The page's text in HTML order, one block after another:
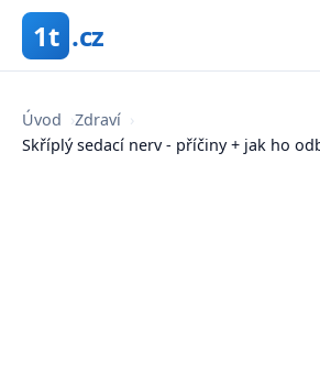
1t .cz
Úvod ›Zdraví ›
Skříplý sedací nerv - příčiny + jak ho